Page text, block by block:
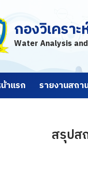
กองวิเครา
Water Analysis
าแรก รายงานสถ
สรุปส